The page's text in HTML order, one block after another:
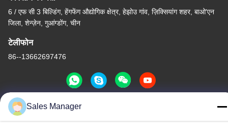
टेलीफोन
86--13662697476
गोपनीयता नीति|साइटमैप
चीन अच्छी गुणवत्ता धातु गुंबद झिल्ली स्विच आपूर्तिकर्ता. कॉपीराइट © -2026
Shenzhen Lunfeng Technology Co., Ltd सभी अधिकार सुरक्षित हैं।
Sales Manager